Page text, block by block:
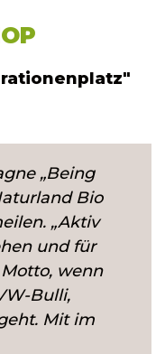
„Being
Bio
„Aktiv
und für
wenn
Bulli,
Mit im